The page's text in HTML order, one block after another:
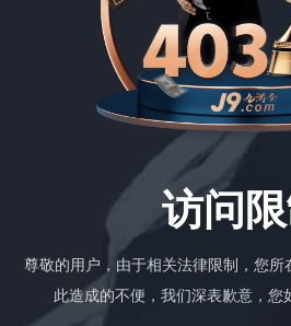
访问
尊敬的用户，由于相关法律限制，您所
此造成的不便，我们深表歉意，您